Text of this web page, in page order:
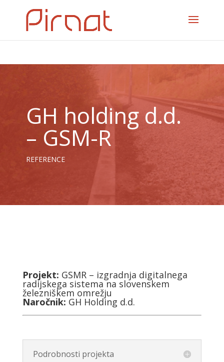
GH holding d.d.
– GSM-R
REFERENCE
Projekt: GSMR – izgradnja digitalnega
radijskega sistema na slovenskem
železniškem omrežju
Naročnik: GH Holding d.d.
Podrobnosti projekta